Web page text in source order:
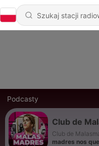
Podcasty
Club de
Club de
madres nos